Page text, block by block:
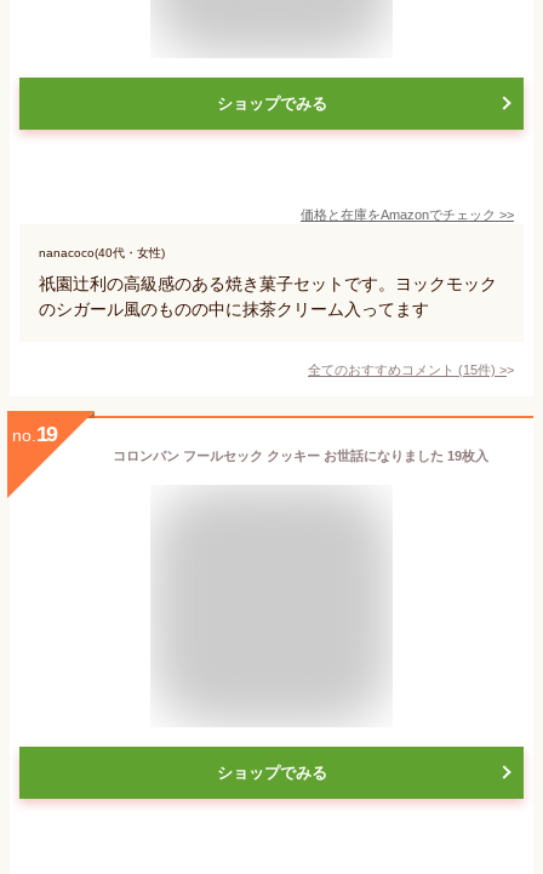
ショップでみる
価格と在庫をAmazonでチェック >>
nanacoco(40代・女性)
祇園辻利の高級感のある焼き菓子セットです。ヨックモック
のシガール風のものの中に抹茶クリーム入ってます
全てのおすすめコメント (15件) >
no. 19
コロンバン フールセック クッキー お世話になりました 19枚入
ショップでみる